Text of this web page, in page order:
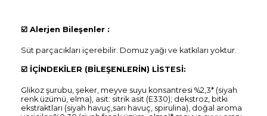
☑️ Alerjen Bileşenler :
Süt parçacıkları içerebilir. Domuz yağı ve katkıları yoktur.
☑️ İÇİNDEKİLER (BİLEŞENLERİN) LİSTESİ:
Glikoz şurubu, şeker, meyve suyu konsantresi %2,3* (siyah
renk üzümü, elma), asit: sitrik asit (E330); dekstroz, bitki
ekstraktları (siyah havuç,sarı havuç, spirulina), doğal aroma